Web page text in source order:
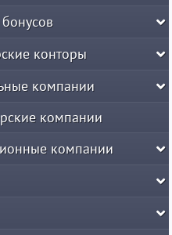
конторы
компании
компании
компании